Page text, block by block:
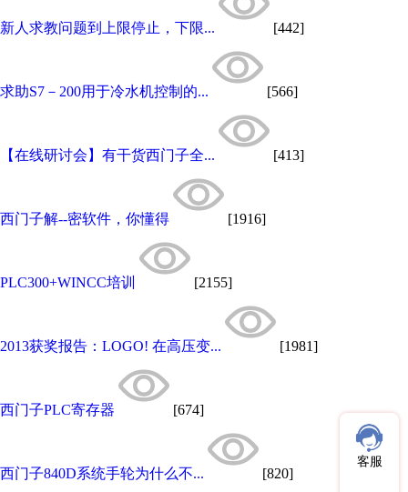
新人求教问题到上限停止，下限... [442]
求助S7－200用于冷水机控制的... [566]
【在线研讨会】有干货西门子全... [413]
西门子解--密软件，你懂得 [1916]
PLC300+WINCC培训 [2155]
2013获奖报告：LOGO! 在高压变... [1981]
西门子PLC寄存器 [674]
西门子840D系统手轮为什么不... [820]
客服